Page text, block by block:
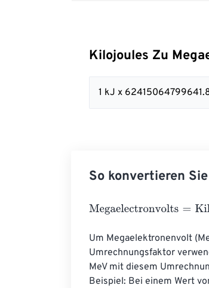
Kilojoules Zu
1 kJ x
So konvertieren
Megaelectronvolts=
Um Megaelektronenvolt
Umrechnungsfaktor
MeV mit diesem
Beispiel: Bei einem Wert